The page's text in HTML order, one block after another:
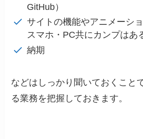
GitHub）
サイトの機能やアニメーシ
スマホ・PC共にカンプはあ
納期
などはしっかり聞いておくこと
る業務を把握しておきます。